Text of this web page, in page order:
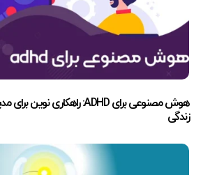
هوش مصنوعی برای ADHD: راهکاری نوین برای مدیریت تمرکز و بهبود
زندگی